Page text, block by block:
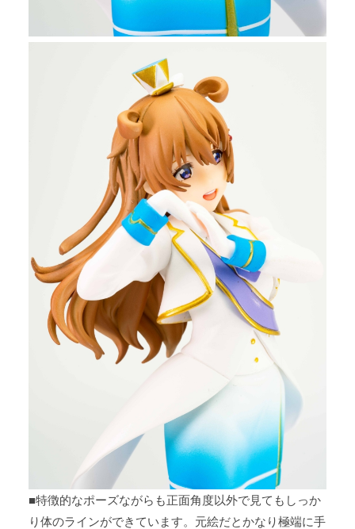
■特徴的なポーズながらも正面角度以外で見てもしっか
り体のラインができています。元絵だとかなり極端に手